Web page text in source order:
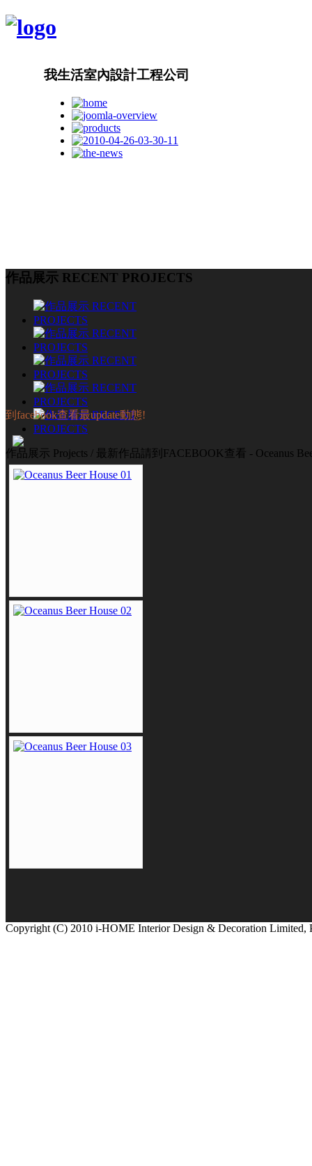
我生活室內設計工程公司
作品展示 RECENT PROJECTS
到facebook查看最update動態!
作品展示 Projects / 最新作品請到FACEBOOK查看 - Oceanus
Copyright (C) 2010 i-HOME Interior Design & Decoration Limited,